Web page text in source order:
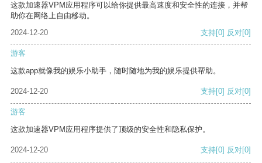
这款加速器VPM应用程序可以给你提供最高速度和安全性的连接，并帮
助你在网络上自由移动。
2024-12-20
支持[0] 反对[0]
游客
这款app就像我的娱乐小助手，随时随地为我的娱乐提供帮助。
2024-12-20 支持[0] 反对[0]
游客
这款加速器VPM应用程序提供了顶级的安全性和隐私保护。
2024-12-20 支持[0] 反对[0]